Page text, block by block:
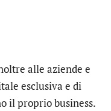
alle aziende e
esclusiva e di
il proprio business.